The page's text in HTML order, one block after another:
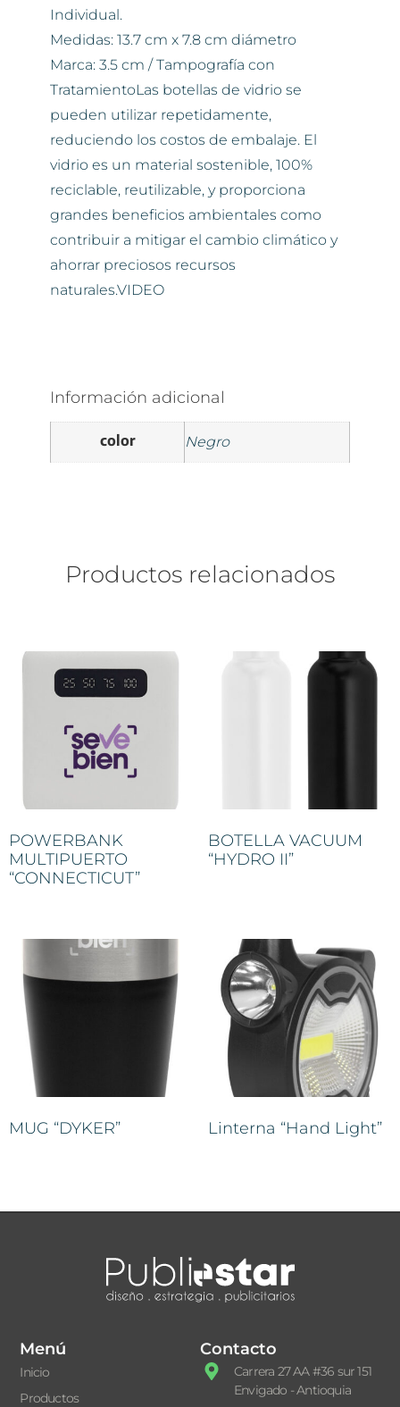
Individual.
Medidas: 13.7 cm x 7.8 cm diámetro
Marca: 3.5 cm / Tampografía con
TratamientoLas botellas de vidrio se
pueden utilizar repetidamente,
reduciendo los costos de embalaje. El
vidrio es un material sostenible, 100%
reciclable, reutilizable, y proporciona
grandes beneficios ambientales como
contribuir a mitigar el cambio climático y
ahorrar preciosos recursos
naturales.VIDEO
Información adicional
color Negro
Productos relacionados
POWERBANK
MULTIPUERTO
“CONNECTICUT”
BOTELLA VACUUM
“HYDRO II”
MUG “DYKER” Linterna “Hand Light”
Menú
Inicio
Productos
Contacto
Carrera 27 AA #36 sur 151
Envigado - Antioquia